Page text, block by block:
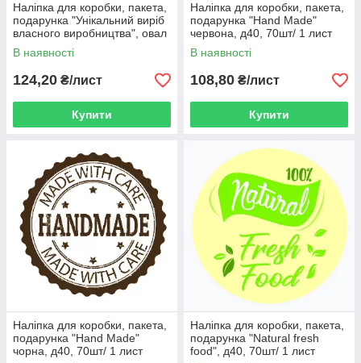
Наліпка для коробки, пакета,
подарунка "Унікальний виріб
власного виробництва", овал
30*40, 91шт/ 1 лист
В наявності
124,20 ₴/лист
Купити
Наліпка для коробки, пакета,
подарунка "Hand Made"
червона, д40, 70шт/ 1 лист
В наявності
108,80 ₴/лист
Купити
Наліпка для коробки, пакета,
подарунка "Hand Made"
чорна, д40, 70шт/ 1 лист
Наліпка для коробки, пакета,
подарунка "Natural fresh
food", д40, 70шт/ 1 лист